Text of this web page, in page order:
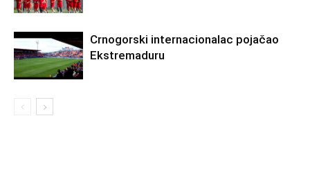
Crnogorski internacionalac pojačao
Ekstremaduru